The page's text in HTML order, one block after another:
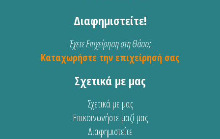
Διαφημιστείτε!
Έχετε Επιχείρηση στη Θάσο;
Καταχωρήστε την επιχείρησή σας
Σχετικά με μας
Σχετικά με μας
Επικοινωνήστε μαζί μας
Διαφημιστείτε